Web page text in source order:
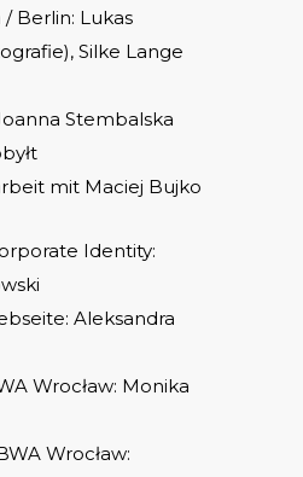
Berlin: Lukas
Silke Lange
Stembalska
mit Maciej Bujko
Identity:
Aleksandra
Wrocław: Monika
Wrocław: